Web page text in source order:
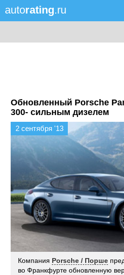
autorating.ru
Обновленный Porsche
300- сильным дизелем
2 сентября '13
Компания Porsche / Порше
во Франкфурте обновленную